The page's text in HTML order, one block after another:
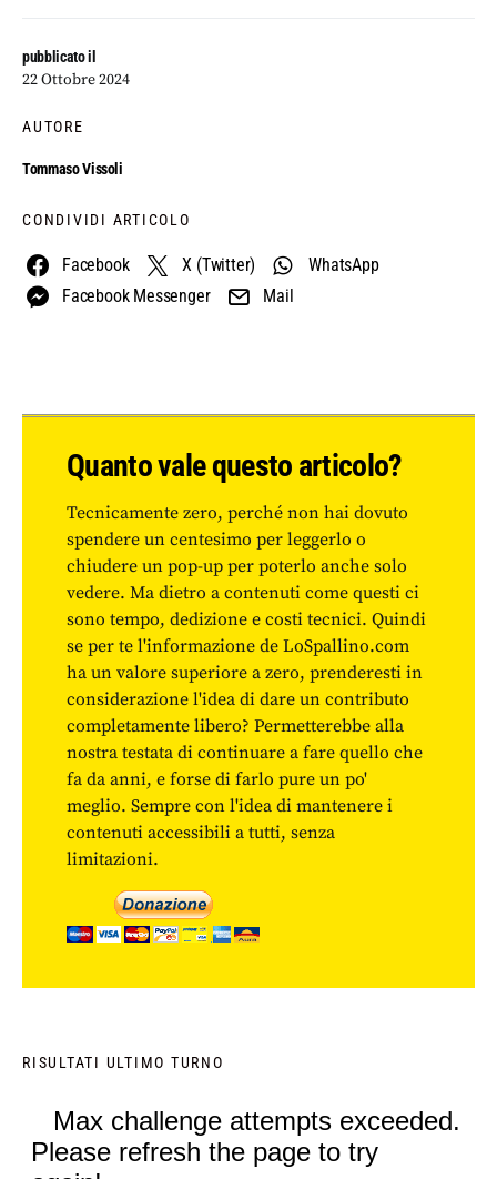
pubblicato il
22 Ottobre 2024
AUTORE
Tommaso Vissoli
CONDIVIDI ARTICOLO
Facebook X (Twitter)
WhatsApp
Facebook Messenger
Mail
Quanto vale questo articolo?
Tecnicamente zero, perché non hai dovuto
spendere un centesimo per leggerlo o
chiudere un pop-up per poterlo anche solo
vedere. Ma dietro a contenuti come questi ci
sono tempo, dedizione e costi tecnici. Quindi
se per te l'informazione de LoSpallino.com
ha un valore superiore a zero, prenderesti in
considerazione l'idea di dare un contributo
completamente libero? Permetterebbe alla
nostra testata di continuare a fare quello che
fa da anni, e forse di farlo pure un po'
meglio. Sempre con l'idea di mantenere i
contenuti accessibili a tutti, senza
limitazioni.
RISULTATI ULTIMO TURNO